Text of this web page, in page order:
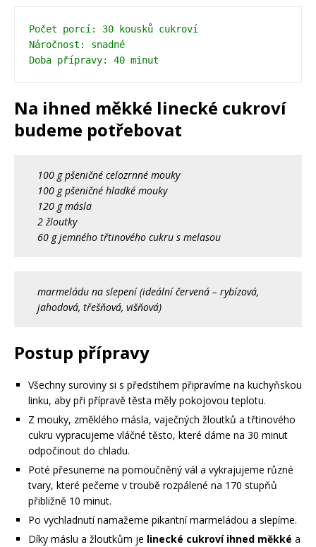
Počet porcí: 30 kousků cukroví
Náročnost: snadné
Doba přípravy: 40 minut
Na ihned měkké linecké cukroví
budeme potřebovat
100 g pšeničné celozrnné mouky
100 g pšeničné hladké mouky
120 g másla
2 žloutky
60 g jemného třtinového cukru s melasou
marmeládu na slepení (ideální červená – rybízová,
jahodová, třešňová, višňová)
Postup přípravy
Všechny suroviny si s předstihem připravíme na kuchyňskou
linku, aby při přípravě těsta měly pokojovou teplotu.
Z mouky, změklého másla, vaječných žloutků a třtinového
cukru vypracujeme vláčné těsto, které dáme na 30 minut
odpočinout do chladu.
Poté přesuneme na pomoučněný vál a vykrajujeme různé
tvary, které pečeme v troubě rozpálené na 170 stupňů
přibližně 10 minut.
Po vychladnutí namažeme pikantní marmeládou a slepíme.
Díky máslu a žloutkům je linecké cukroví ihned měkké a